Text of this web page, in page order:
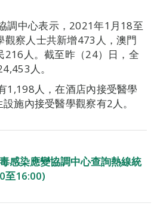
調中心表示，2021年1月18至
察人士共新增473人，澳門
216人。截至昨（24）日，全
人。
1,198人，在酒店內接受醫學
施內接受醫學觀察有2人。
感染應變協調中心查詢熱線統
至16:00)